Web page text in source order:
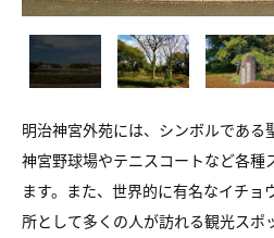
明治神宮外苑には、シンボルである
神宮野球場やテニスコートなど各種
ます。また、世界的に有名なイチョ
所として多くの人が訪れる観光スポ